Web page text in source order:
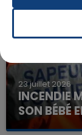
23 juillet 2026
INCENDIE
SON BÉBÉ
Un homme